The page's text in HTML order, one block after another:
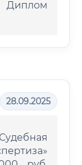
Диплом
28.09.2025